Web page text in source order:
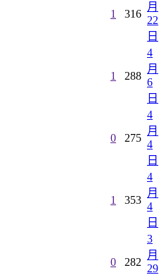
1 316
月
22
日
1 288
4
月
6
日
0 275
4
月
4
日
1 353
4
月
4
日
0 282
3
月
29